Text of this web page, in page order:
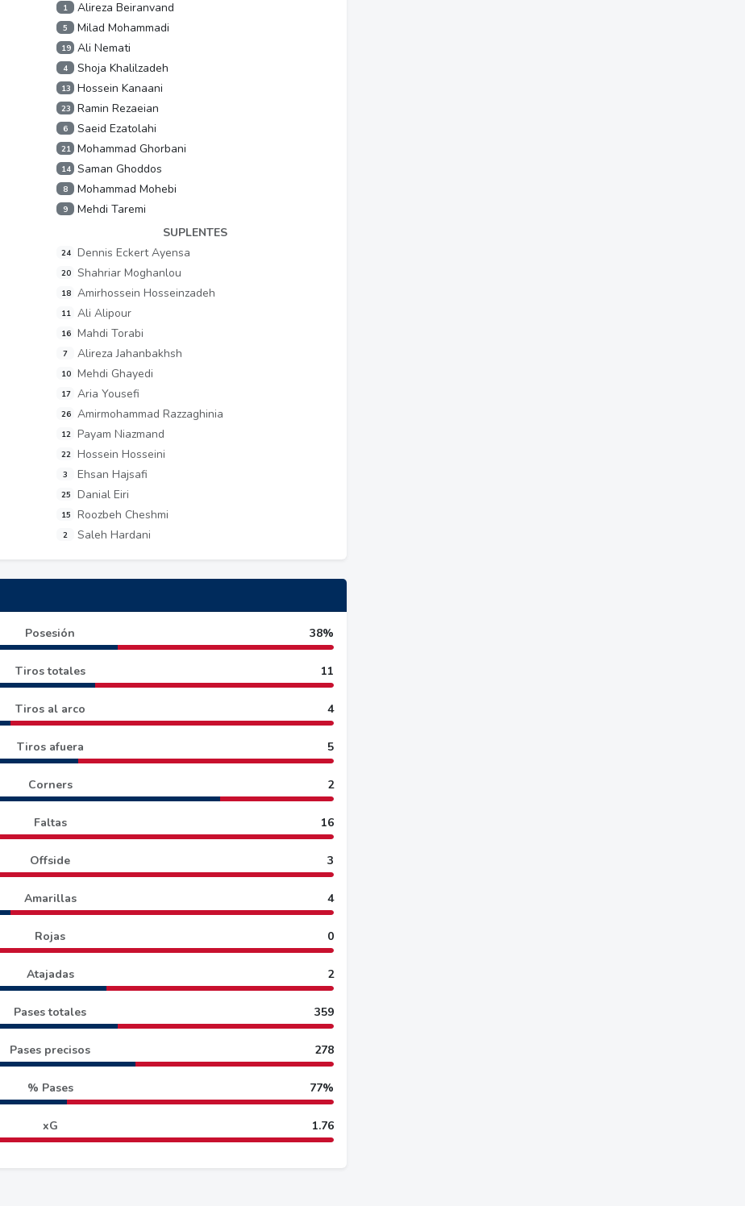
1 Alireza Beiranvand
5 Milad Mohammadi
19 Ali Nemati
4 Shoja Khalilzadeh
13 Hossein Kanaani
23 Ramin Rezaeian
6 Saeid Ezatolahi
21 Mohammad Ghorbani
14 Saman Ghoddos
8 Mohammad Mohebi
9
Mehdi Taremi
SUPLENTES
24 Dennis Eckert Ayensa
20 Shahriar Moghanlou
18 Amirhossein Hosseinzadeh
11 Ali Alipour
16 Mahdi Torabi
7 Alireza Jahanbakhsh
10 Mehdi Ghayedi
17 Aria Yousefi
26 Amirmohammad Razzaghinia
12 Payam Niazmand
22 Hossein Hosseini
3 Ehsan Hajsafi
25 Danial Eiri
15 Roozbeh Cheshmi
2 Saleh Hardani
Posesión 38%
Tiros totales 11
Tiros al arco 4
Tiros afuera 5
Corners 2
Faltas 16
Offside 3
Amarillas 4
Rojas 0
Atajadas 2
Pases totales 359
Pases precisos 278
% Pases 77%
xG 1.76